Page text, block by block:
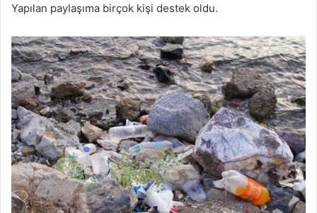
Yapılan paylaşıma birçok kişi destek oldu.